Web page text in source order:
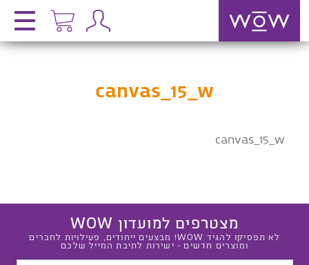
canvas_15_w
canvas_15_w
מצטרפים למועדון WOW
לא תפסיקו להגיד WOW! מבצעים ייחודים, פעילויות לחברים
ומוצרים חדשים - ישירות לתיבת המייל שלכם